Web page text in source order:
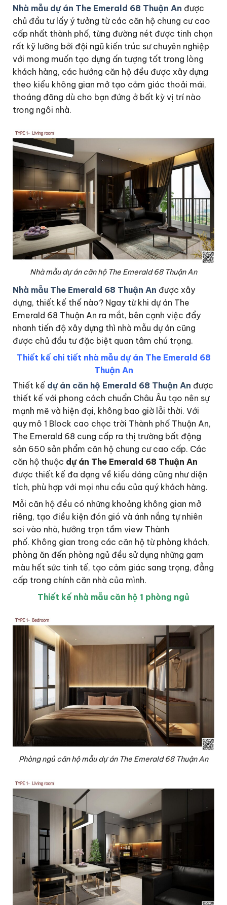
Nhà mẫu dự án The Emerald 68 Thuận An được
chủ đầu tư lấy ý tưởng từ các căn hộ chung cư cao
cấp nhất thành phố, từng đường nét được tinh chọn
rất kỹ lưỡng bởi đội ngũ kiến trúc sư chuyên nghiệp
với mong muốn tạo dựng ấn tượng tốt trong lòng
khách hàng, các hướng căn hộ đều được xây dựng
theo kiểu không gian mở tạo cảm giác thoải mái,
thoáng đãng dù cho bạn đứng ở bất kỳ vị trí nào
trong ngôi nhà.
Nhà mẫu dự án căn hộ The Emerald 68 Thuận An
Nhà mẫu The Emerald 68 Thuận An được xây
dựng, thiết kế thế nào? Ngay từ khi dự án The
Emerald 68 Thuận An ra mắt, bên cạnh việc đẩy
nhanh tiến độ xây dựng thì nhà mẫu dự án cũng
được chủ đầu tư đặc biệt quan tâm chú trọng.
Thiết kế chi tiết nhà mẫu dự án The Emerald 68
Thuận An
Thiết kế dự án căn hộ Emerald 68 Thuận An được
thiết kế với phong cách chuẩn Châu Âu tạo nên sự
mạnh mẽ và hiện đại, không bao giờ lỗi thời. Với
quy mô 1 Block cao chọc trời Thành phố Thuận An,
The Emerald 68 cung cấp ra thị trường bất động
sản 650 sản phẩm căn hộ chung cư cao cấp. Các
căn hộ thuộc dự án The Emerald 68 Thuận An
được thiết kế đa dạng về kiểu dáng cũng như diện
tích, phù hợp với mọi nhu cầu của quý khách hàng.
Mỗi căn hộ đều có những khoảng không gian mở
riêng, tạo điều kiện đón gió và ánh nắng tự nhiên
soi vào nhà, hưởng trọn tầm view Thành
phố. Không gian trong các căn hộ từ phòng khách,
phòng ăn đến phòng ngủ đều sử dụng những gam
màu hết sức tinh tế, tạo cảm giác sang trọng, đẳng
cấp trong chính căn nhà của mình.
Thiết kế nhà mẫu căn hộ 1 phòng ngủ
Phòng ngủ căn hộ mẫu dự án The Emerald 68 Thuận An